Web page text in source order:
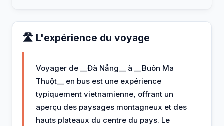
🛣️ L'expérience du voyage
Voyager de __Đà Nẵng__ à __Buôn Ma
Thuột__ en bus est une expérience
typiquement vietnamienne, offrant un
aperçu des paysages montagneux et des
hauts plateaux du centre du pays. Le